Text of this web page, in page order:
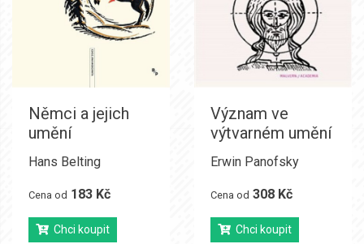
Němci a jejich
umění
Hans Belting
Cena od 183 Kč
Chci koupit
Význam ve
výtvarném umění
Erwin Panofsky
Cena od 308 Kč
Chci koupit